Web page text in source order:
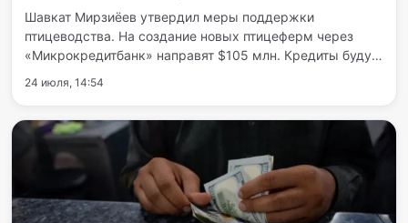
Шавкат Мирзиёев утвердил меры поддержки
птицеводства. На создание новых птицеферм через
«Микрокредитбанк» направят $105 млн. Кредиты будут
соответствии с утвержденным документом, с 1 августа
24 июля, 14:54